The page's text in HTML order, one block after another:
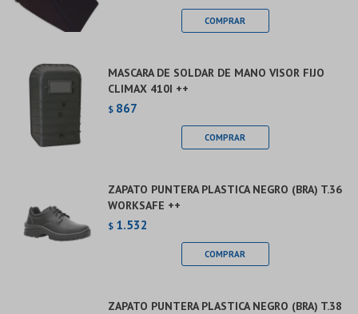
MASCARA DE SOLDAR DE MANO VISOR FIJO
CLIMAX 410I ++
$ 867
ZAPATO PUNTERA PLASTICA NEGRO (BRA) T.36
WORKSAFE ++
$ 1.532
ZAPATO PUNTERA PLASTICA NEGRO (BRA) T.38